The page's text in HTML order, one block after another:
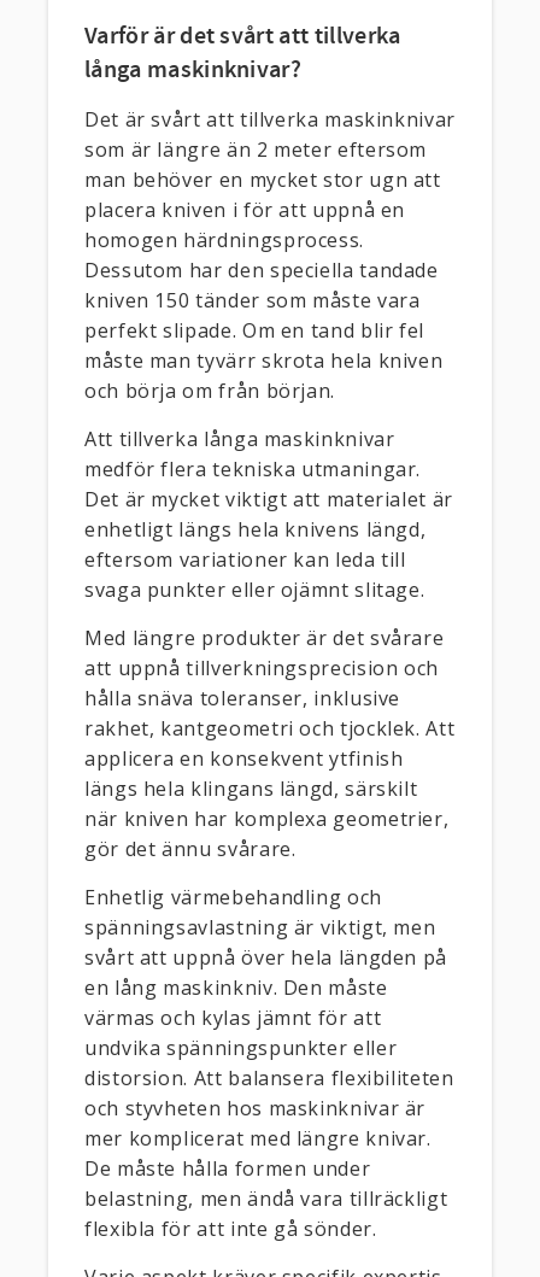
Varför är det svårt att tillverka
långa maskinknivar?
Det är svårt att tillverka maskinknivar
som är längre än 2 meter eftersom
man behöver en mycket stor ugn att
placera kniven i för att uppnå en
homogen härdningsprocess.
Dessutom har den speciella tandade
kniven 150 tänder som måste vara
perfekt slipade. Om en tand blir fel
måste man tyvärr skrota hela kniven
och börja om från början.
Att tillverka långa maskinknivar
medför flera tekniska utmaningar.
Det är mycket viktigt att materialet är
enhetligt längs hela knivens längd,
eftersom variationer kan leda till
svaga punkter eller ojämnt slitage.
Med längre produkter är det svårare
att uppnå tillverkningsprecision och
hålla snäva toleranser, inklusive
rakhet, kantgeometri och tjocklek. Att
applicera en konsekvent ytfinish
längs hela klingans längd, särskilt
när kniven har komplexa geometrier,
gör det ännu svårare.
Enhetlig värmebehandling och
spänningsavlastning är viktigt, men
svårt att uppnå över hela längden på
en lång maskinkniv. Den måste
värmas och kylas jämnt för att
undvika spänningspunkter eller
distorsion. Att balansera flexibiliteten
och styvheten hos maskinknivar är
mer komplicerat med längre knivar.
De måste hålla formen under
belastning, men ändå vara tillräckligt
flexibla för att inte gå sönder.